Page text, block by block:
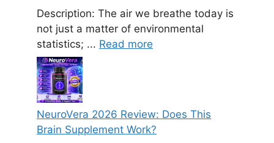
Description: The air we breathe today is
not just a matter of environmental
statistics; ... Read more
NeuroVera 2026 Review: Does This
Brain Supplement Work?